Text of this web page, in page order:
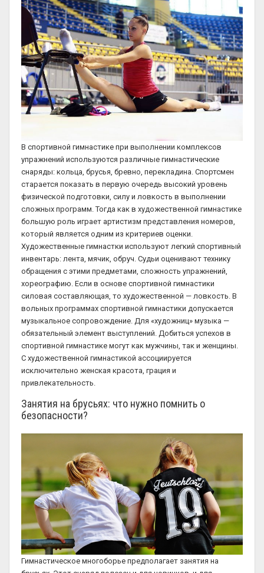
В спортивной гимнастике при выполнении комплексов
упражнений используются различные гимнастические
снаряды: кольца, брусья, бревно, перекладина. Спортсмен
старается показать в первую очередь высокий уровень
физической подготовки, силу и ловкость в выполнении
сложных программ. Тогда как в художественной гимнастике
большую роль играет артистизм представления номеров,
который является одним из критериев оценки.
Художественные гимнастки используют легкий спортивный
инвентарь: лента, мячик, обруч. Судьи оценивают технику
обращения с этими предметами, сложность упражнений,
хореографию. Если в основе спортивной гимнастики
силовая составляющая, то художественной — ловкость. В
вольных программах спортивной гимнастики допускается
музыкальное сопровождение. Для «художниц» музыка —
обязательный элемент выступлений. Добиться успехов в
спортивной гимнастике могут как мужчины, так и женщины.
С художественной гимнастикой ассоциируется
исключительно женская красота, грация и
привлекательность.
Занятия на брусьях: что нужно помнить о
безопасности?
Гимнастическое многоборье предполагает занятия на